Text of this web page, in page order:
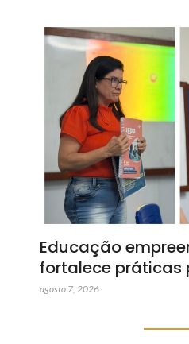
Educação
fortalece práticas
agosto 7, 2026